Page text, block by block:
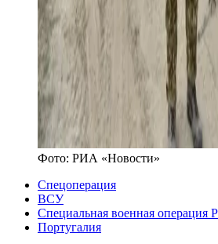
Фото: РИА «Новости»
Спецоперация
ВСУ
Специальная военная операция
Португалия